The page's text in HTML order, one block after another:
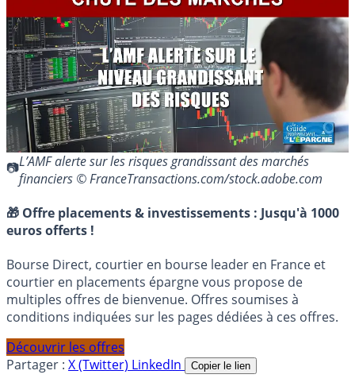
L’AMF alerte sur les risques grandissant des marchés
financiers © FranceTransactions.com/stock.adobe.com
🎁 Offre placements & investissements : Jusqu'à 1000
euros offerts !
Bourse Direct, courtier en bourse leader en France et
courtier en placements épargne vous propose de
multiples offres de bienvenue. Offres soumises à
conditions indiquées sur les pages dédiées à ces offres.
Découvrir les offres
Partager : X (Twitter) LinkedIn Copier le lien